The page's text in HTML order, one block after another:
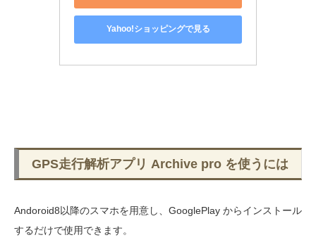
Yahoo!ショッピングで見る
GPS走行解析アプリ Archive pro を使うには
Andoroid8以降のスマホを用意し、GooglePlay からインストール
するだけで使用できます。